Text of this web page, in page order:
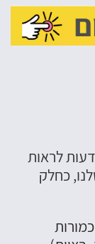
לראות
כחלק